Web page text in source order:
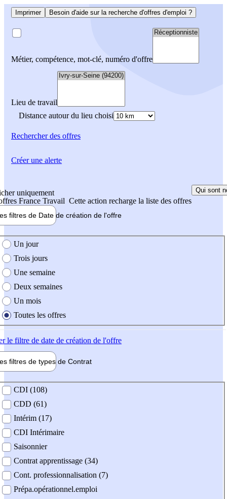
Imprimer Besoin d'aide sur la recherche d'offres d'emploi ?
Métier, compétence, mot-clé, numéro d'offre
Lieu de travail
Distance autour du lieu choisi
Rechercherdes offres
uniquement
France Travail Cette action recharge la liste des offres
Qui sont
filtres de Date de création de l'offre
création de l'offre
Un jour
Trois jours
Une semaine
Deux semaines
Un mois
Toutes les offres
le filtre de date de création de l'offre
filtres de types de Contrat
contrat
CDI (108)
CDD (61)
Intérim (17)
CDI Intérimaire
Saisonnier
Contrat apprentissage (34)
Cont. professionnalisation (7)
Prépa.opérationnel.emploi
Créer une alerte